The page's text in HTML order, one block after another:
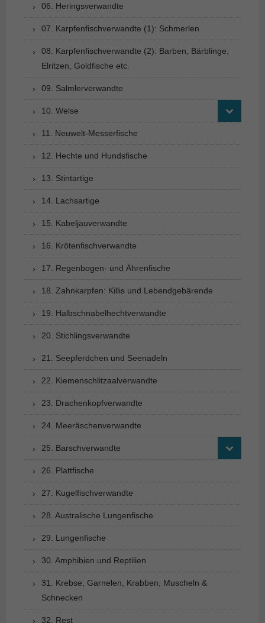
06. Heringsverwandte
07. Karpfenfischverwandte (1): Schmerlen
08. Karpfenfischverwandte (2): Barben, Bärblinge,
Elritzen, Goldfische etc.
09. Salmlerverwandte
10. Welse
11. Neuwelt-Messerfische
12. Hechte und Hundsfische
13. Stintartige
14. Lachsartige
15. Kabeljauverwandte
16. Krötenfischverwandte
17. Regenbogen- und Ährenfische
18. Zahnkarpfen: Killis und Lebendgebärende
19. Halbschnabelhechtverwandte
20. Stichlingsverwandte
21. Seepferdchen und Seenadeln
22. Kiemenschlitzaalverwandte
23. Drachenkopfverwandte
24. Meeräschenverwandte
25. Barschverwandte
26. Plattfische
27. Kugelfischverwandte
28. Australische Lungenfische
29. Lungenfische
30. Amphibien und Reptilien
31. Krebse, Garnelen, Krabben, Muscheln &
Schnecken
32. Rest